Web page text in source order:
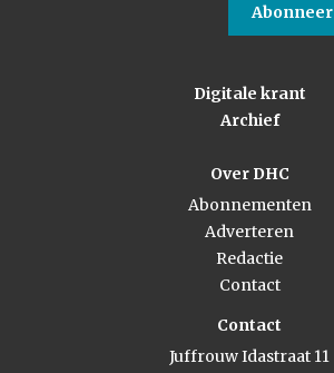
Abonneer
Digitale krant
Archief
Over DHC
Abonnementen
Adverteren
Redactie
Contact
Contact
Juffrouw Idastraat 11